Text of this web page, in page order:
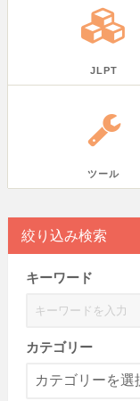
JLPT
ツール
絞り込み検索
キーワード
カテゴリー